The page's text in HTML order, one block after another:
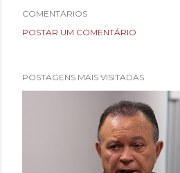
COMENTÁRIOS
POSTAR UM COMENTÁRIO
POSTAGENS MAIS VISITADAS